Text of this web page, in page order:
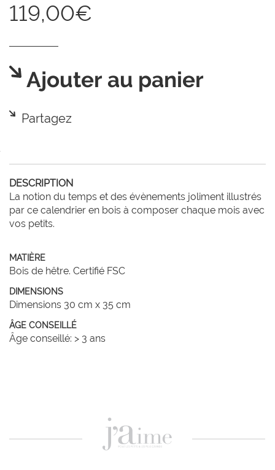
119,00€
Ajouter au panier
Partagez
DESCRIPTION
La notion du temps et des évènements joliment illustrés
par ce calendrier en bois à composer chaque mois avec
vos petits.
MATIÈRE
Bois de hêtre. Certifié FSC
DIMENSIONS
Dimensions 30 cm x 35 cm
ÂGE CONSEILLÉ
Âge conseillé: > 3 ans